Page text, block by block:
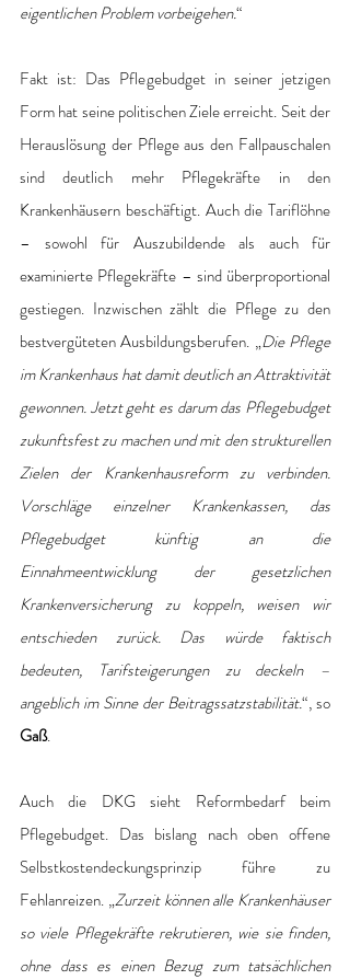
eigentlichen Problem vorbeigehen.“
Fakt ist: Das Pflegebudget in seiner jetzigen
Form hat seine politischen Ziele erreicht. Seit der
Herauslösung der Pflege aus den Fallpauschalen
sind deutlich mehr Pflegekräfte in den
Krankenhäusern beschäftigt. Auch die Tariflöhne
– sowohl für Auszubildende als auch für
examinierte Pflegekräfte – sind überproportional
gestiegen. Inzwischen zählt die Pflege zu den
bestvergüteten Ausbildungsberufen. „Die Pflege
im Krankenhaus hat damit deutlich an Attraktivität
gewonnen. Jetzt geht es darum das Pflegebudget
zukunftsfest zu machen und mit den strukturellen
Zielen der Krankenhausreform zu verbinden.
Vorschläge einzelner Krankenkassen, das
Pflegebudget künftig an die
Einnahmeentwicklung der gesetzlichen
Krankenversicherung zu koppeln, weisen wir
entschieden zurück. Das würde faktisch
bedeuten, Tarifsteigerungen zu deckeln –
angeblich im Sinne der Beitragssatzstabilität.
Gaß.
Auch die DKG sieht Reformbedarf beim
Pflegebudget. Das bislang nach oben offene
Selbstkostendeckungsprinzip führe zu
Fehlanreizen. „Zurzeit können alle Krankenhäuser
so viele Pflegekräfte rekrutieren, wie sie finden,
ohne dass es einen Bezug zum tatsächlichen